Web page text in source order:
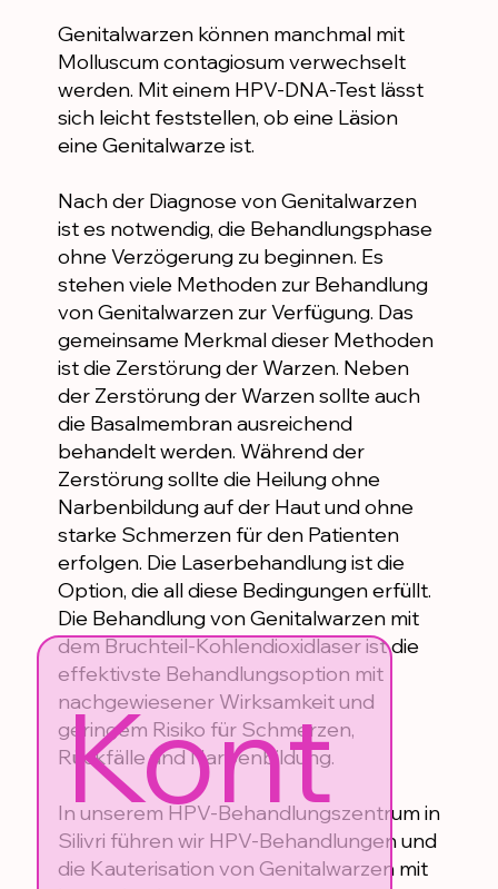
Genitalwarzen können manchmal mit
Molluscum contagiosum verwechselt
werden. Mit einem HPV-DNA-Test lässt
sich leicht feststellen, ob eine Läsion
eine Genitalwarze ist.
Nach der Diagnose von Genitalwarzen
ist es notwendig, die Behandlungsphase
ohne Verzögerung zu beginnen. Es
stehen viele Methoden zur Behandlung
von Genitalwarzen zur Verfügung. Das
gemeinsame Merkmal dieser Methoden
ist die Zerstörung der Warzen. Neben
der Zerstörung der Warzen sollte auch
die Basalmembran ausreichend
behandelt werden. Während der
Zerstörung sollte die Heilung ohne
Narbenbildung auf der Haut und ohne
starke Schmerzen für den Patienten
erfolgen. Die Laserbehandlung ist die
Option, die all diese Bedingungen erfüllt.
Die Behandlung von Genitalwarzen mit
dem Bruchteil-Kohlendioxidlaser ist die
effektivste Behandlungsoption mit
nachgewiesener Wirksamkeit und
geringem Risiko für Schmerzen,
Rückfälle und Narbenbildung.
In unserem HPV-Behandlungszentrum in
Silivri führen wir HPV-Behandlungen und
die Kauterisation von Genitalwarzen mit
Kont